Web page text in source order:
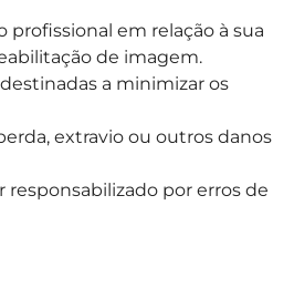
profissional em relação à sua
de imagem.
a minimizar os
extravio ou outros danos
responsabilizado por erros de